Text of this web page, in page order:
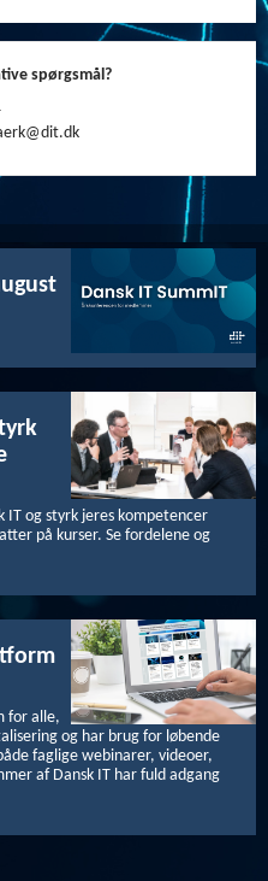
spørgsmål?
IT og styrk jeres kompetencer
på kurser. Se fordelene og
for alle,
og har brug for løbende
faglige webinarer, videoer,
af Dansk IT har fuld adgang